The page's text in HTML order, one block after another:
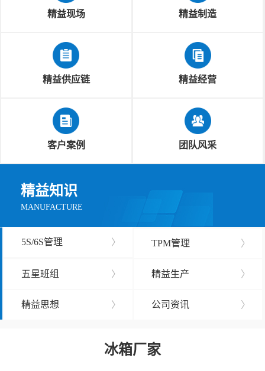
精益现场 精益制造
精益供应链 精益经营
客户案例 团队风采
精益知识
MANUFACTURE
5S/6S管理 〉 TPM管理 〉
五星班组 〉 精益生产 〉
精益思想 〉 公司资讯 〉
冰箱厂家